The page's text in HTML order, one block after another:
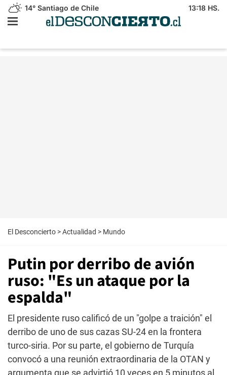
14° Santiago de Chile 13:18 HS.
El Desconcierto >Actualidad > Mundo
Putin por derribo de avión
ruso: "Es un ataque por la
espalda"
El presidente ruso calificó de un "golpe a traición" el
derribo de uno de sus cazas SU-24 en la frontera
turco-siria. Por su parte, el gobierno de Turquía
convocó a una reunión extraordinaria de la OTAN y
argumenta que se advirtió 10 veces en 5 minutos al